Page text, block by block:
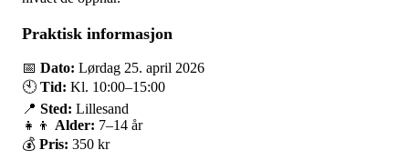
Praktisk informasjon
📅 Dato: Lørdag 25. april 2026
🕙 Tid: Kl. 10:00–15:00
📍 Sted: Lillesand
👧👦 Alder: 7–14 år
💰 Pris: 350 kr